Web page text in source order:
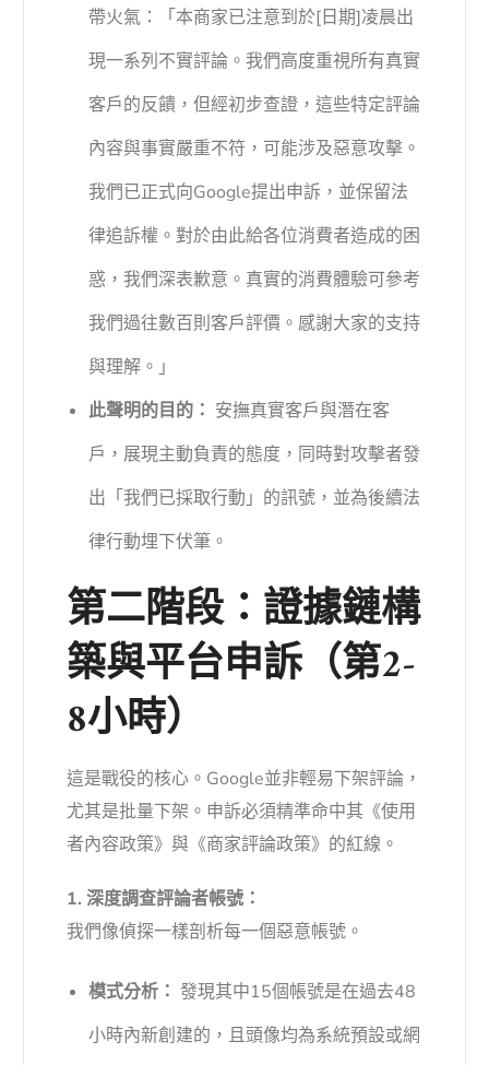
帶火氣：「本商家已注意到於[日期]凌晨出
現一系列不實評論。我們高度重視所有真實
客戶的反饋，但經初步查證，這些特定評論
內容與事實嚴重不符，可能涉及惡意攻擊。
我們已正式向Google提出申訴，並保留法
律追訴權。對於由此給各位消費者造成的困
惑，我們深表歉意。真實的消費體驗可參考
我們過往數百則客戶評價。感謝大家的支持
與理解。」
此聲明的目的： 安撫真實客戶與潛在客
戶，展現主動負責的態度，同時對攻擊者發
出「我們已採取行動」的訊號，並為後續法
律行動埋下伏筆。
第二階段：證據鏈構
築與平台申訴（第2-
8小時）
這是戰役的核心。Google並非輕易下架評論，
尤其是批量下架。申訴必須精準命中其《使用
者內容政策》與《商家評論政策》的紅線。
1. 深度調查評論者帳號：
我們像偵探一樣剖析每一個惡意帳號。
模式分析： 發現其中15個帳號是在過去48
小時內新創建的，且頭像均為系統預設或網